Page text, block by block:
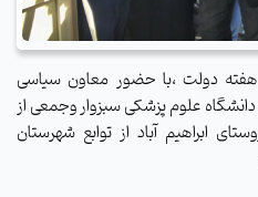
دولت ،با حضور معاون سیاسی
علوم پزشکی سبزوار و‌جمعی از
ابراهیم آباد از توابع شهرستان